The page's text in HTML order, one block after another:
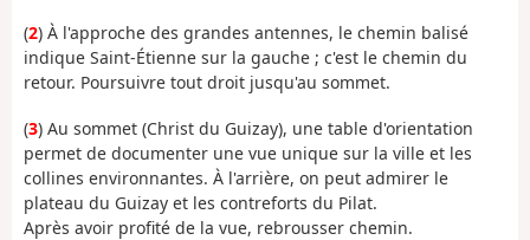
(2) À l'approche des grandes antennes, le chemin balisé
indique Saint-Étienne sur la gauche ; c'est le chemin du
retour. Poursuivre tout droit jusqu'au sommet.
(3) Au sommet (Christ du Guizay), une table d'orientation
permet de documenter une vue unique sur la ville et les
collines environnantes. À l'arrière, on peut admirer le
plateau du Guizay et les contreforts du Pilat.
Après avoir profité de la vue, rebrousser chemin.